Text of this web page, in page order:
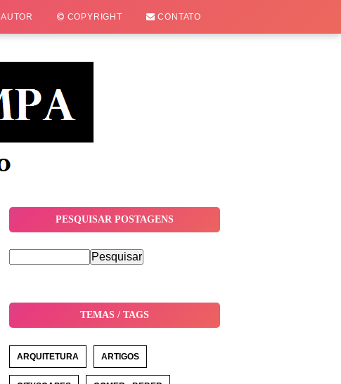
AUTOR COPYRIGHT CONTATO
PESQUISAR POSTAGENS
TEMAS / TAGS
ARQUITETURA ARTIGOS